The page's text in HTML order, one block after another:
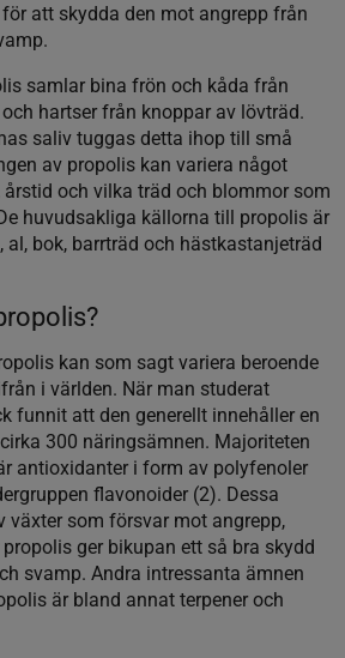
att skydda den mot angrepp från
samlar bina frön och kåda från
hartser från knoppar av lövträd.
saliv tuggas detta ihop till små
av propolis kan variera något
årstid och vilka träd och blommor som
huvudsakliga källorna till propolis är
al, bok, barrträd och hästkastanjeträd
kan som sagt variera beroende
i världen. När man studerat
funnit att den generellt innehåller en
300 näringsämnen. Majoriteten
antioxidanter i form av polyfenoler
flavonoider (2). Dessa
växter som försvar mot angrepp,
ger bikupan ett så bra skydd
svamp. Andra intressanta ämnen
är bland annat terpener och